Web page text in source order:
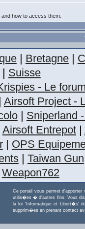
how to access them.
| Bretagne|
Suisse
- Le
Airsoft Project -
| Sniperland
Airsoft Entrepot|
| OPS
| Taiwan Gun
Weapon762
Ce portail vous permet
utilis�es � d'autres fins. Vous
la loi 'Informatique et Libert�s'
supprim�es en prenant contact